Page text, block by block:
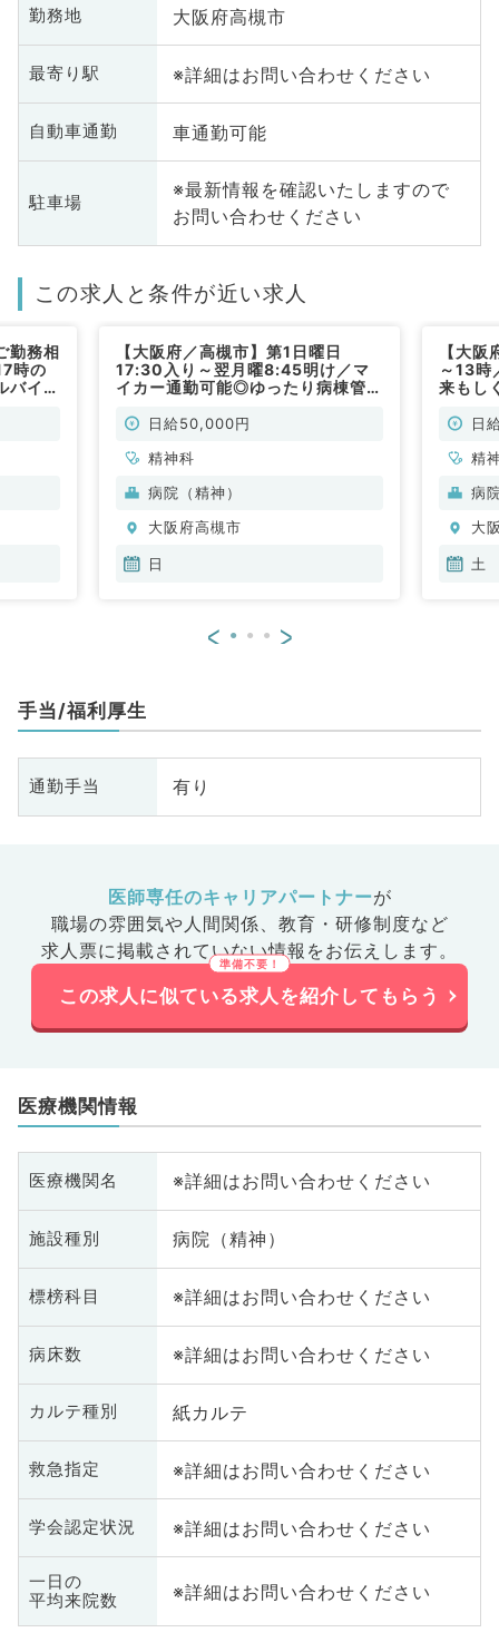
勤務地 大阪府高槻市
最寄り駅 ※詳細はお問い合わせください
自動車通勤 車通勤可能
駐車場
※最新情報を確認いたしますので
お問い合わせください
この求人と条件が近い求人
勤務相
時の
バイト
【大阪府／高槻市】第1日曜日
17:30入り～翌月曜8:45明け／マ
イカー通勤可能◎ゆったり病棟管理
日給50,000円
精神科
病院（精神）
大阪府高槻市
日
【大
～13
来もし
日
精
病
大
土
< >
手当/福利厚生
通勤手当 有り
医師専任のキャリアパートナーが
職場の雰囲気や人間関係、 教育・研修制度など
求人票に掲載されていない情報をお伝えします。
この求人に似ている求人を紹介してもらう
医療機関情報
医療機関名 ※詳細はお問い合わせください
施設種別 病院（精神）
標榜科目 ※詳細はお問い合わせください
病床数 ※詳細はお問い合わせください
カルテ種別 紙カルテ
救急指定 ※詳細はお問い合わせください
学会認定状況 ※詳細はお問い合わせください
一日の
平均来院数
※詳細はお問い合わせください